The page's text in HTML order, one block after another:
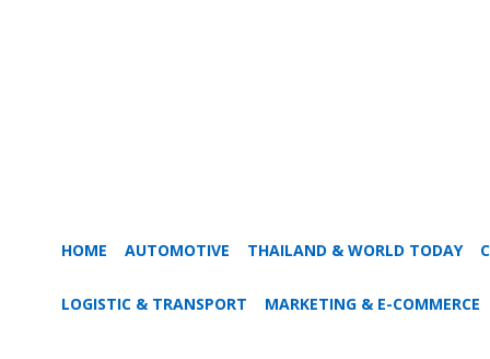
HOME AUTOMOTIVE THAILAND & WORLD TODAY
LOGISTIC & TRANSPORT MARKETING & E-COMMERCE